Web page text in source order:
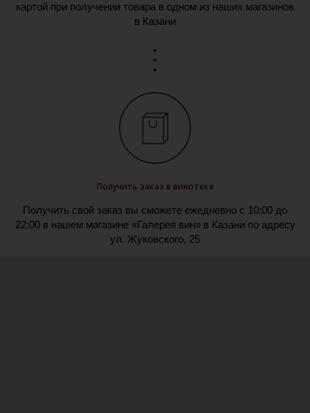
картой при получении товара в одном из наших магазинов
в Казани
Получить заказ в винотеке
Получить свой заказ вы сможете ежедневно с 10:00 до
22:00 в нашем магазине «Галерея вин» в Казани по адресу
ул. Жуковского, 25